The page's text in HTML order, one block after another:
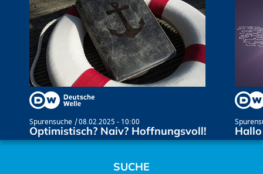
Spurensuche 08.02.2025 - 10:00
Optimistisch? Naiv? Hoffnungsvoll!
SUCHE